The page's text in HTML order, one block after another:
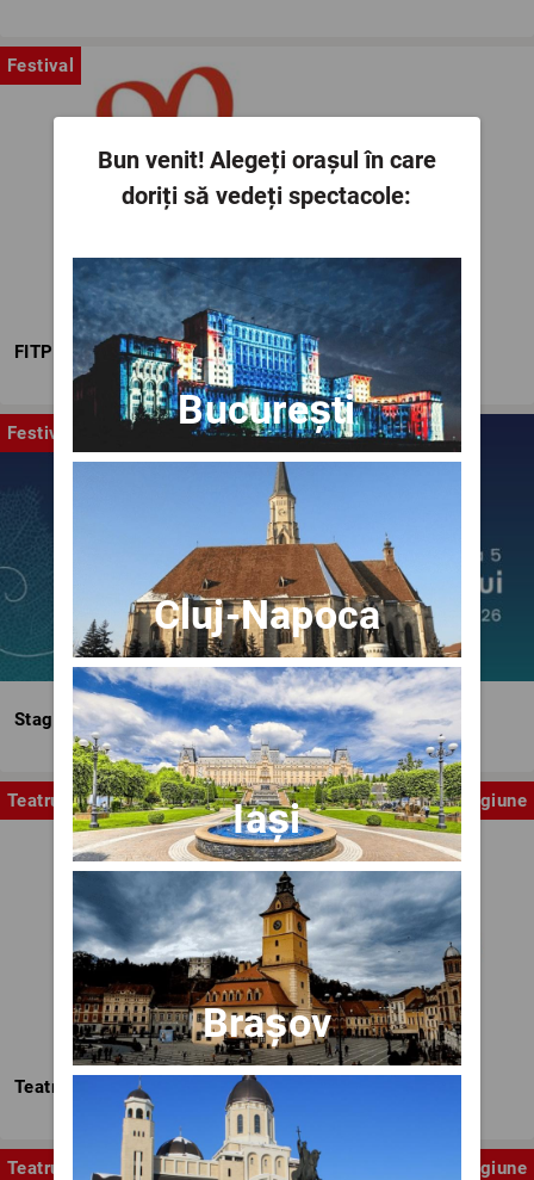
Festival
FITPTI
Festival
Stagiunea Estivală a Artelor Spectacolului
Teatru Stagiune
Teatrul Nottara
Teatru Stagiune
Bun venit!Alegeți orașul în care
doriți să vedeți spectacole:
București
Cluj-Napoca
Iași
Brașov